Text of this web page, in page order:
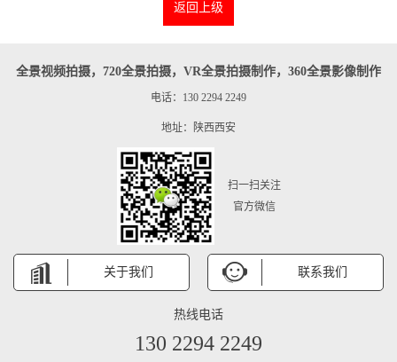
返回上级
全景视频拍摄，720全景拍摄，VR全景拍摄制作，360全景影像制作
电话：130 2294 2249
地址：陕西西安
扫一扫关注
官方微信
关于我们 联系我们
热线电话
130 2294 2249